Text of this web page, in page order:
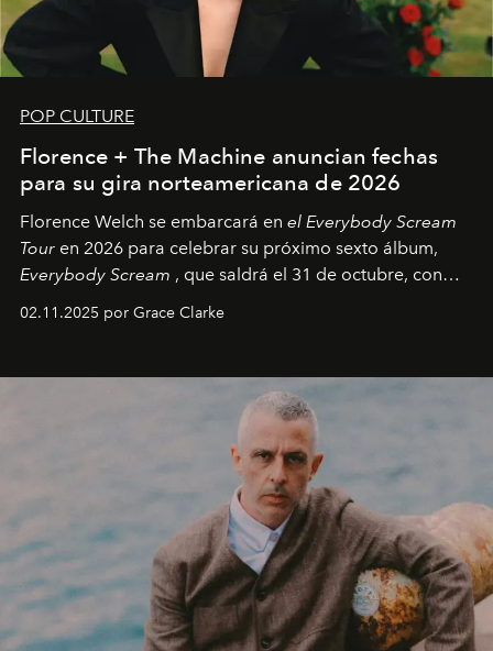
POP CULTURE
Florence + The Machine anuncian fechas
para su gira norteamericana de 2026
Florence Welch se embarcará en el Everybody Scream
Tour en 2026 para celebrar su próximo sexto álbum,
Everybody Scream , que saldrá el 31 de octubre, con
fechas en Norteamérica a partir de abril del próximo
02.11.2025 por Grace Clarke